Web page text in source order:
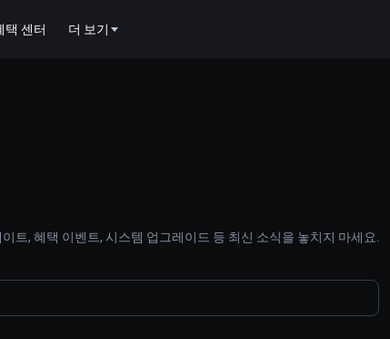
택 센터 더 보기
트, 혜택 이벤트, 시스템 업그레이드 등 최신 소식을 놓치지 마세요.